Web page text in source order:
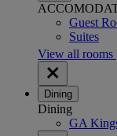
Guest
Suites
View all rooms
Dining
Dining
GA